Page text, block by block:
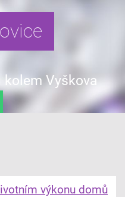
kolem Vyškova
výkonu domů